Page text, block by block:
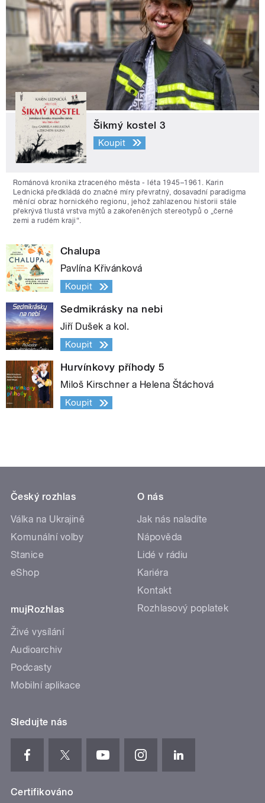
Šikmý kostel 3
Koupit
Románová kronika ztraceného města - léta 1945–1961. Karin
Lednická předkládá do značné míry převratný, dosavadní paradigma
měnící obraz hornického regionu, jehož zahlazenou historii stále
překrývá tlustá vrstva mýtů a zakořeněných stereotypů o „černé
zemi a rudém kraji“.
Chalupa
Pavlína Křivánková
Koupit
Sedmikrásky na nebi
Jiří Dušek a kol.
Koupit
Hurvínkovy příhody 5
Miloš Kirschner a Helena Štáchová
Koupit
Český rozhlas
Válka na Ukrajině
Komunální volby
Stanice
eShop
mujRozhlas
Živé vysílání
Audioarchiv
Podcasty
Mobilní aplikace
O nás
Jak nás naladíte
Nápověda
Lidé v rádiu
Kariéra
Kontakt
Rozhlasový poplatek
Sledujte nás
Certifikováno